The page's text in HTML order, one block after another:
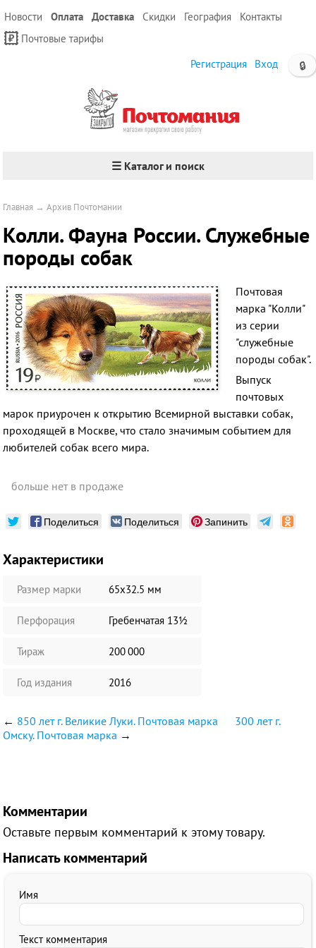
Новости Оплата Доставка Скидки География
Контакты
Почтовые тарифы
🔒
Регистрация Вход
☰ Каталог и поиск
Главная →Архив Почтомании
Колли. Фауна России. Служебные
породы собак
Почтовая
марка "Колли"
из серии
"служебные
породы собак".
Выпуск
почтовых
марок приурочен к открытию Всемирной выставки собак,
проходящей в Москве, что стало значимым событием для
любителей собак всего мира.
больше нет в продаже
Поделиться Поделиться Запинить
Характеристики
Размер марки 65х32.5 мм
Перфорация Гребенчатая 13½
Тираж 200 000
Год издания 2016
← 850 лет г. Великие Луки. Почтовая марка
300 лет г.
Омску. Почтовая марка →
Комментарии
Оставьте первым комментарий к этому товару.
Написать комментарий
Имя
Текст комментария